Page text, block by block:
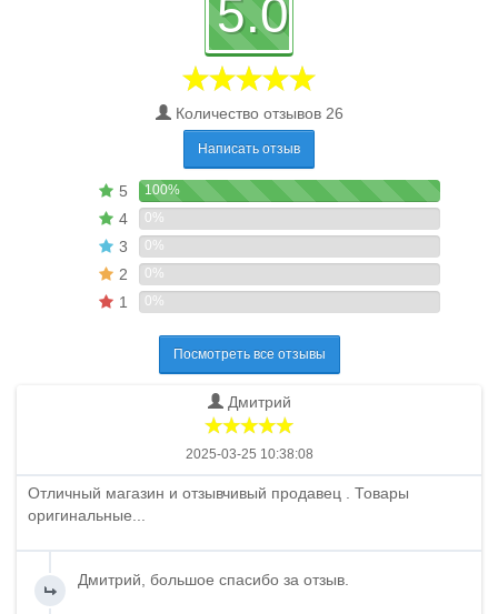
5.0
Количество отзывов 26
Написать отзыв
5 100%
4 0%
3 0%
2 0%
1 0%
Посмотреть все отзывы
Дмитрий
2025-03-25 10:38:08
Отличный магазин и отзывчивый продавец . Товары
оригинальные...
Дмитрий, большое спасибо за отзыв.